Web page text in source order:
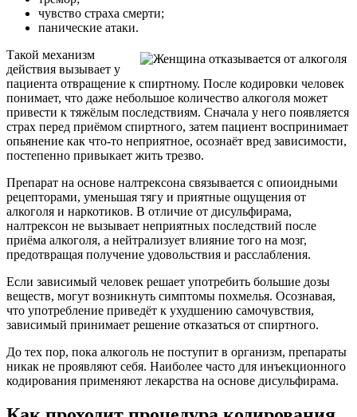
чувство страха смерти;
панические атаки.
Такой механизм
действия вызывает у
пациента отвращение к спиртному. После кодировки человек
понимает, что даже небольшое количество алкоголя может
привести к тяжёлым последствиям. Сначала у него появляется
страх перед приёмом спиртного, затем пациент воспринимает
опьянение как что-то неприятное, осознаёт вред зависимости,
постепенно привыкает жить трезво.
Препарат на основе налтрексона связывается с опиоидными
рецепторами, уменьшая тягу и приятные ощущения от
алкоголя и наркотиков. В отличие от дисульфирама,
налтрексон не вызывает неприятных последствий после
приёма алкоголя, а нейтрализует влияние того на мозг,
предотвращая получение удовольствия и расслабления.
Если зависимый человек решает употребить большие дозы
веществ, могут возникнуть симптомы похмелья. Осознавая,
что употребление приведёт к ухудшению самочувствия,
зависимый принимает решение отказаться от спиртного.
До тех пор, пока алкоголь не поступит в организм, препараты
никак не проявляют себя. Наиболее часто для инъекционного
кодирования применяют лекарства на основе дисульфирама.